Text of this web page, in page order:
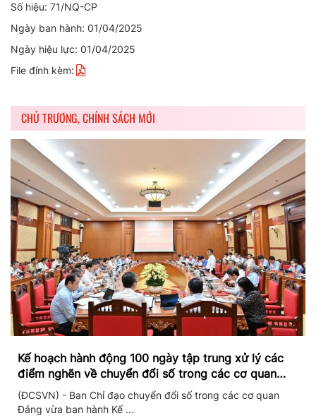
Số hiệu: 71/NQ-CP
Ngày ban hành: 01/04/2025
Ngày hiệu lực: 01/04/2025
File đính kèm:
CHỦ TRƯƠNG, CHÍNH SÁCH MỚI
Kế hoạch hành động 100 ngày tập trung xử lý các
điểm nghẽn về chuyển đổi số trong các cơ quan
Đảng
(ĐCSVN) - Ban Chỉ đạo chuyển đổi số trong các cơ quan
Đảng vừa ban hành Kế ...